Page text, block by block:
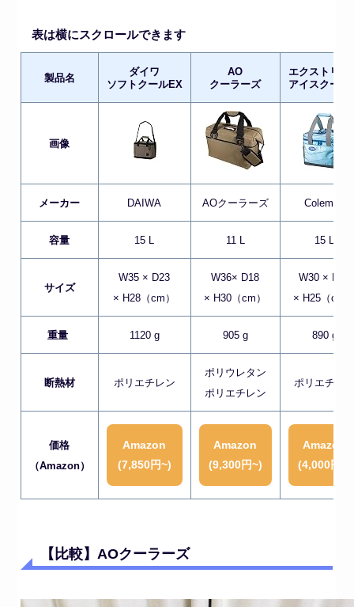
表は横にスクロールできます
製品名
ダイワ
ソフトクールEX
AO
クーラーズ
エクストリー
アイスクーラ
画像
メーカー DAIWA AOクーラーズ Coleman
容量 15 L 11 L 15 L
サイズ
W35 × D23
× H28（cm）
W36× D18
× H30（cm）
W30 × D25
× H25（cm
重量 1120 g 905 g 890 g
断熱材 ポリエチレン
ポリウレタン
ポリエチレン
ポリエチレ
価格
（Amazon）
Amazon
(7,850円~)
Amazon
(9,300円~)
Amazon
(4,000円~)
【比較】AOクーラーズ